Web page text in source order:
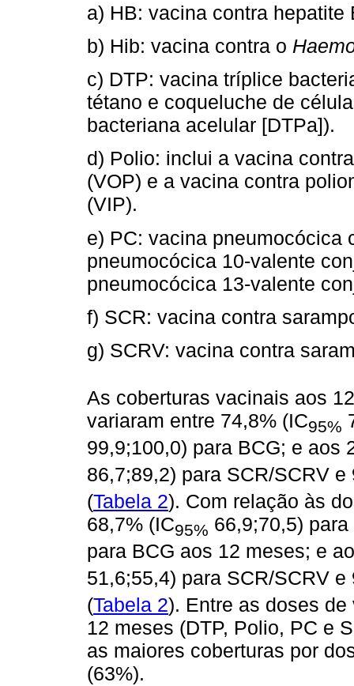
a) HB: vacina contra hepatite
b) Hib: vacina contra o
c) DTP: vacina tríplice
tétano e coqueluche de
bacteriana acelular [DTPa]).
d) Polio: inclui a vacina
(VOP) e a vacina contra
(VIP).
e) PC: vacina pneumocócica
pneumocócica 10-valente
pneumocócica 13-valente
f) SCR: vacina contra
g) SCRV: vacina contra
As coberturas vacinais aos
variaram entre 74,8% (IC95%
99,9;100,0) para BCG; e aos
86,7;89,2) para SCR/SCRV e
(Tabela 2). Com relação às
68,7% (IC95% 66,9;70,5)
para BCG aos 12 meses; e
51,6;55,4) para SCR/SCRV e
(Tabela 2). Entre as doses
12 meses (DTP, Polio, PC e
as maiores coberturas por
(63%).